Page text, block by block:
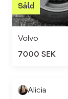
Volvo
7000 SEK
Alicia